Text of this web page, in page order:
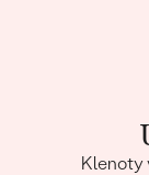
Klenoty